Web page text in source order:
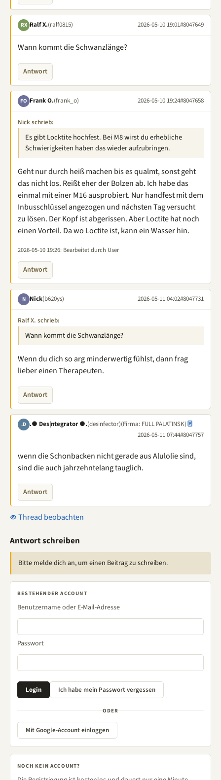
RX Ralf X.(ralf0815) 2026-05-10 19:01#8047649
Wann kommt die Schwanzlänge?
Antwort
FO Frank O.(frank_o) 2026-05-10 19:24#8047658
Nick schrieb:
Es gibt Locktite hochfest. Bei M8 wirst du erhebliche
Schwierigkeiten haben das wieder aufzubringen.
Geht nur durch heiß machen bis es qualmt, sonst geht
das nicht los. Reißt eher der Bolzen ab. Ich habe das
einmal mit einer M16 ausprobiert. Nur handfest mit dem
Inbusschlüssel angezogen und nächsten Tag versucht
zu lösen. Der Kopf ist abgerissen. Aber Loctite hat noch
einen Vorteil. Da wo Loctite ist, kann ein Wasser hin.
2026-05-10 19:26: Bearbeitet durch User
Antwort
N Nick(b620ys) 2026-05-11 04:02#8047731
Ralf X. schrieb:
Wann kommt die Schwanzlänge?
Wenn du dich so arg minderwertig fühlst, dann frag
lieber einen Therapeuten.
Antwort
.D .● Des|ntegrator ●.(desinfector)(Firma: FULL PALATINSK)
2026-05-11 07:44#8047757
wenn die Schonbacken nicht gerade aus Alulolie sind,
sind die auch jahrzehntelang tauglich.
Antwort
Thread beobachten
Antwort schreiben
Bitte melde dich an, um einen Beitrag zu schreiben.
BESTEHENDER ACCOUNT
Benutzername oder E-Mail-Adresse
Passwort
ODER
Mit Google-Account einloggen
NOCH KEIN ACCOUNT?